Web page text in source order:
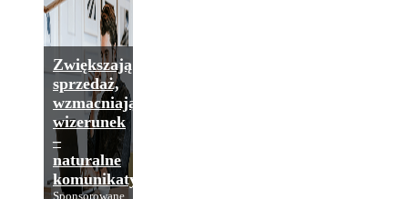
Zwiększają
sprzedaż,
wzmacniają
wizerunek
–
naturalne
komunikaty.
Sponsorowane